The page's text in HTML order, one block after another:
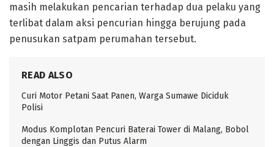
masih melakukan pencarian terhadap dua pelaku yang
terlibat dalam aksi pencurian hingga berujung pada
penusukan satpam perumahan tersebut.
READ ALSO
Curi Motor Petani Saat Panen, Warga Sumawe Diciduk
Polisi
Modus Komplotan Pencuri Baterai Tower di Malang, Bobol
dengan Linggis dan Putus Alarm